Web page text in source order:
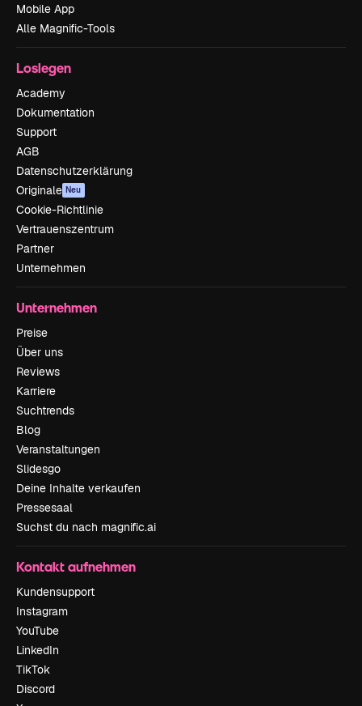
Mobile App
Alle Magnific-Tools
Loslegen
Academy
Dokumentation
Support
AGB
Datenschutzerklärung
Originale Neu
Cookie-Richtlinie
Vertrauenszentrum
Partner
Unternehmen
Unternehmen
Preise
Über uns
Reviews
Karriere
Suchtrends
Blog
Veranstaltungen
Slidesgo
Deine Inhalte verkaufen
Pressesaal
Suchst du nach magnific.ai
Kontakt aufnehmen
Kundensupport
Instagram
YouTube
LinkedIn
TikTok
Discord